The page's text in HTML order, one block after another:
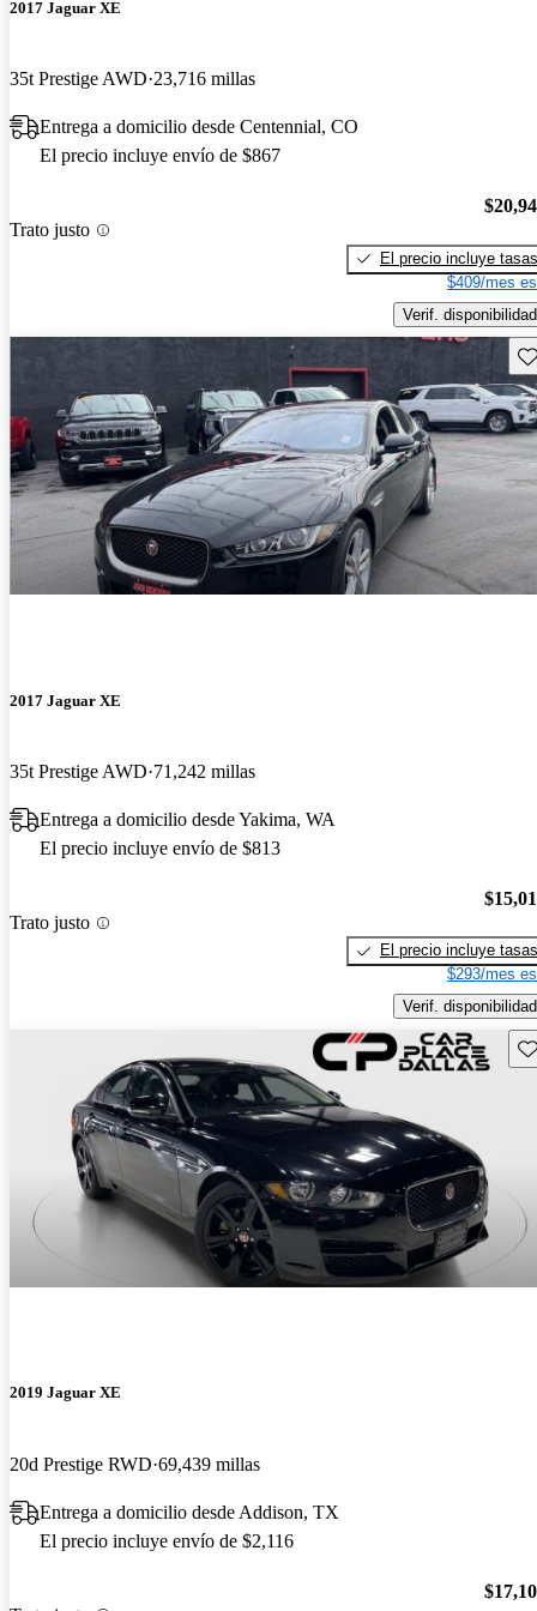
2017 Jaguar XE
35t Prestige AWD 23,716 millas
Entrega a domicilio desde Centennial, CO
El precio incluye envío de $867
Trato justo
El precio incluye tasas
$409/mes
Verif. disponibilidad
2017 Jaguar XE
35t Prestige AWD 71,242 millas
Entrega a domicilio desde Yakima, WA
El precio incluye envío de $813
Trato justo
El precio incluye tasas
$293/mes
Verif. disponibilidad
2019 Jaguar XE
20d Prestige RWD 69,439 millas
Entrega a domicilio desde Addison, TX
El precio incluye envío de $2,116